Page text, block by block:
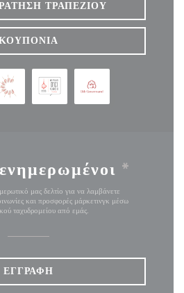
ΤΡΑΠΕΖΙΟΎ
*
μας δελτίο για να λαμβάνετε
και προσφορές μάρκετινγκ μέσω
ταχυδρομείου από εμάς.
ΕΓΓΡΑΦΉ